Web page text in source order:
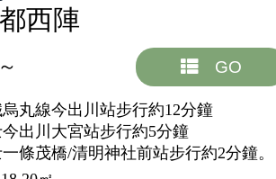
西陣
GO
丸線今出川站步行約12分鐘
出川大宮站步行約5分鐘
條茂橋/清明神社前站步行約2分鐘。